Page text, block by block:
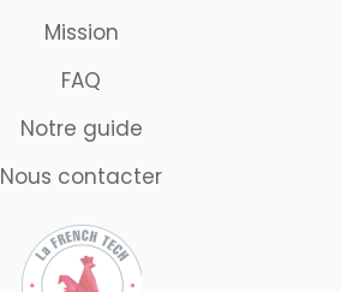
Mission
FAQ
Notre guide
Nous contacter